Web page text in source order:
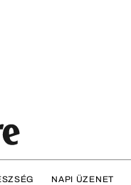
NAPI ÜZENET